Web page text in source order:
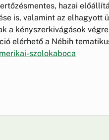
hazai
is, valamint az elhagyott
a kényszerkivágások
elérhető a Nébih
szolokaboca